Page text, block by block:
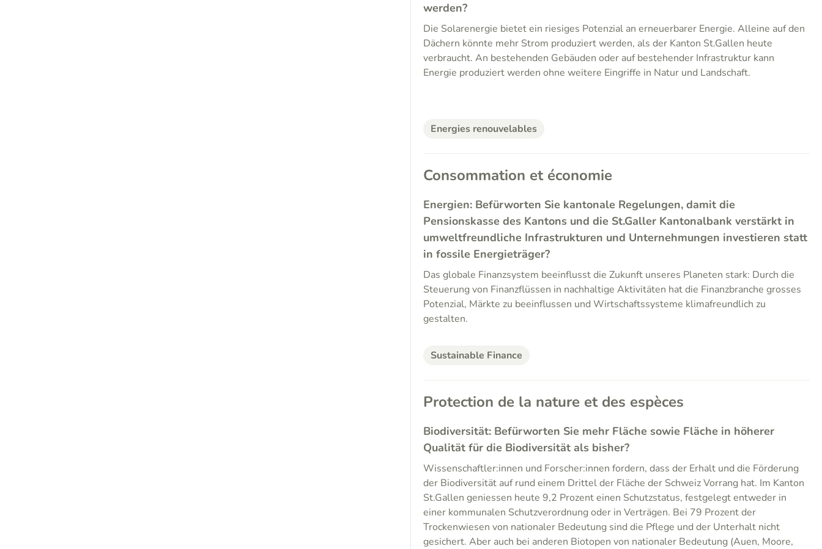
werden?
Die Solarenergie bietet ein riesiges Potenzial an erneuerbarer Energie. Alleine auf den
Dächern könnte mehr Strom produziert werden, als der Kanton St.Gallen heute
verbraucht. An bestehenden Gebäuden oder auf bestehender Infrastruktur kann
Energie produziert werden ohne weitere Eingriffe in Natur und Landschaft.
Energies renouvelables
Consommation et économie
Energien: Befürworten Sie kantonale Regelungen, damit die
Pensionskasse des Kantons und die St.Galler Kantonalbank verstärkt in
umweltfreundliche Infrastrukturen und Unternehmungen investieren statt
in fossile Energieträger?
Das globale Finanzsystem beeinflusst die Zukunft unseres Planeten stark: Durch die
Steuerung von Finanzflüssen in nachhaltige Aktivitäten hat die Finanzbranche grosses
Potenzial, Märkte zu beeinflussen und Wirtschaftssysteme klimafreundlich zu
gestalten.
Sustainable Finance
Protection de la nature et des espèces
Biodiversität: Befürworten Sie mehr Fläche sowie Fläche in höherer
Qualität für die Biodiversität als bisher?
Wissenschaftler:innen und Forscher:innen fordern, dass der Erhalt und die Förderung
der Biodiversität auf rund einem Drittel der Fläche der Schweiz Vorrang hat. Im Kanton
St.Gallen geniessen heute 9,2 Prozent einen Schutzstatus, festgelegt entweder in
einer kommunalen Schutzverordnung oder in Verträgen. Bei 79 Prozent der
Trockenwiesen von nationaler Bedeutung sind die Pflege und der Unterhalt nicht
gesichert. Aber auch bei anderen Biotopen von nationaler Bedeutung (Auen, Moore,